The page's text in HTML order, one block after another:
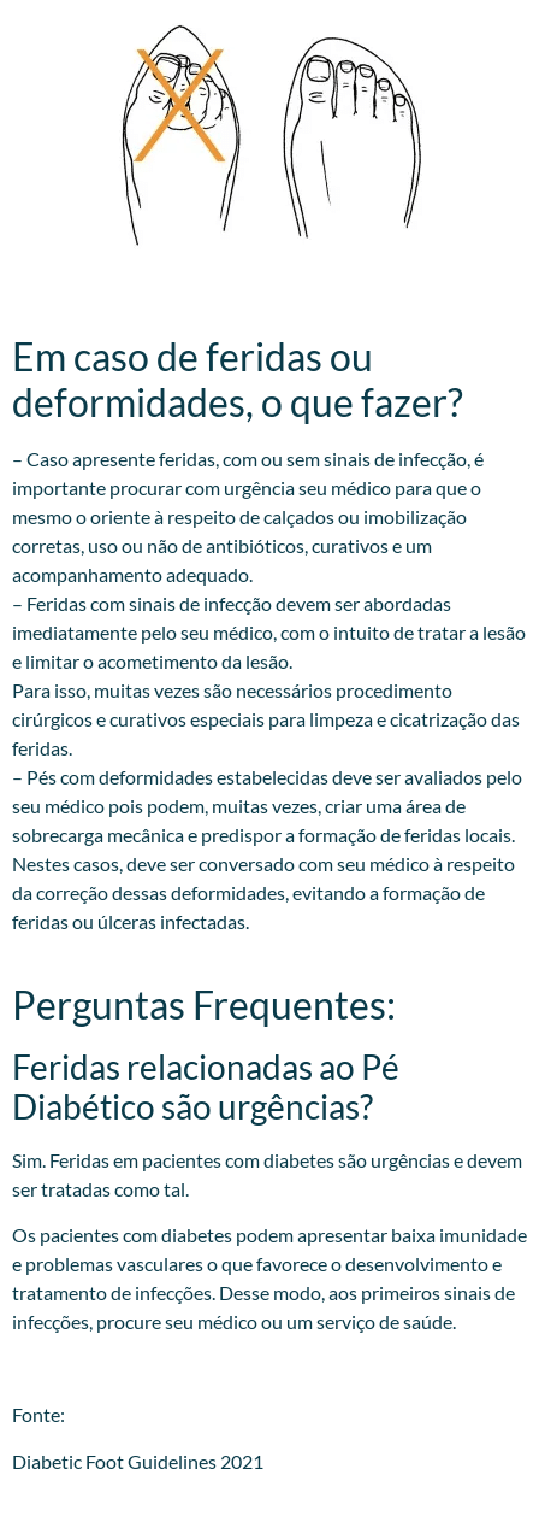
Em caso de feridas ou
deformidades, o que fazer?​
– Caso apresente feridas, com ou sem sinais de infecção, é
importante procurar com urgência seu médico para que o
mesmo o oriente à respeito de calçados ou imobilização
corretas, uso ou não de antibióticos, curativos e um
acompanhamento adequado.
– Feridas com sinais de infecção devem ser abordadas
imediatamente pelo seu médico, com o intuito de tratar a lesão
e limitar o acometimento da lesão.
Para isso, muitas vezes são necessários procedimento
cirúrgicos e curativos especiais para limpeza e cicatrização das
feridas.
– Pés com deformidades estabelecidas deve ser avaliados pelo
seu médico pois podem, muitas vezes, criar uma área de
sobrecarga mecânica e predispor a formação de feridas locais.
Nestes casos, deve ser conversado com seu médico à respeito
da correção dessas deformidades, evitando a formação de
feridas ou úlceras infectadas.
Perguntas Frequentes:
Feridas relacionadas ao Pé
Diabético são urgências?
Sim. Feridas em pacientes com diabetes são urgências e devem
ser tratadas como tal.
Os pacientes com diabetes podem apresentar baixa imunidade
e problemas vasculares o que favorece o desenvolvimento e
tratamento de infecções. Desse modo, aos primeiros sinais de
infecções, procure seu médico ou um serviço de saúde.
Fonte:
Diabetic Foot Guidelines 2021